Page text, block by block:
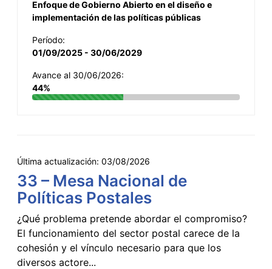
Enfoque de Gobierno Abierto en el diseño e
implementación de las políticas públicas
Período:
01/09/2025 - 30/06/2029
Avance al 30/06/2026:
44%
Última actualización: 03/08/2026
33 – Mesa Nacional de
Políticas Postales
¿Qué problema pretende abordar el compromiso?
El funcionamiento del sector postal carece de la
cohesión y el vínculo necesario para que los
diversos actore...